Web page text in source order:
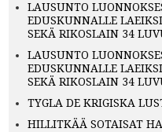
LAUSUNTO
EDUSKUNNALLE
SEKÄ RIKOSLAIN 34
LAUSUNTO
EDUSKUNNALLE
SEKÄ RIKOSLAIN 34
TYGLA DE KRIGISKA
HILLITKÄÄ SOTAISAT